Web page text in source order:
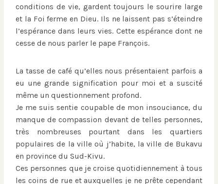
conditions de vie, gardent toujours le sourire large
et la Foi ferme en Dieu. Ils ne laissent pas s’éteindre
l’espérance dans leurs vies. Cette espérance dont ne
cesse de nous parler le pape François.
La tasse de café qu’elles nous présentaient parfois a
eu une grande signification pour moi et a suscité
même un questionnement profond.
Je me suis sentie coupable de mon insouciance, du
manque de compassion devant de telles personnes,
très nombreuses pourtant dans les quartiers
populaires de la ville où j’habite, la ville de Bukavu
en province du Sud-Kivu.
Ces personnes que je croise quotidiennement à tous
les coins de rue et auxquelles je ne prête cependant